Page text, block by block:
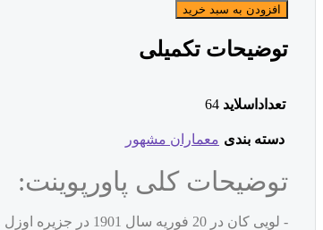
افزودن به سبد خرید
توضیحات تکمیلی
تعداداسلاید 64
دسته بندی معماران مشهور
توضیحات کلی پاورپوینت:
- لویی کان در 20 فوریه سال 1901 در جزیره اوزل واقع در استونی ( روسیه ) متولد می شود.